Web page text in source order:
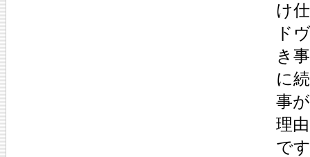
け
ド
き
に
事
理
で